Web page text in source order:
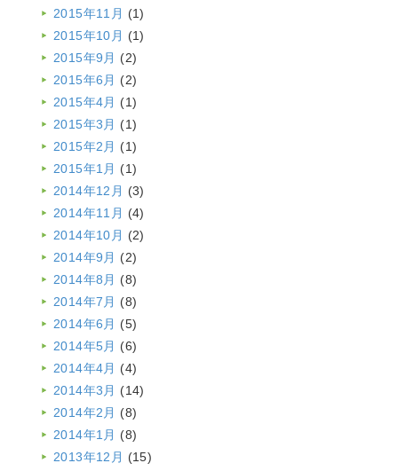
2015年11月 (1)
2015年10月 (1)
2015年9月 (2)
2015年6月 (2)
2015年4月 (1)
2015年3月 (1)
2015年2月 (1)
2015年1月 (1)
2014年12月 (3)
2014年11月 (4)
2014年10月 (2)
2014年9月 (2)
2014年8月 (8)
2014年7月 (8)
2014年6月 (5)
2014年5月 (6)
2014年4月 (4)
2014年3月 (14)
2014年2月 (8)
2014年1月 (8)
2013年12月 (15)